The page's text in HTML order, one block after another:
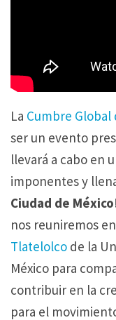
La Cumbre Global
ser un evento
llevará a cabo en
imponentes y
Ciudad de
nos reuniremos
Tlatelolco de la
México para
contribuir en la
para el